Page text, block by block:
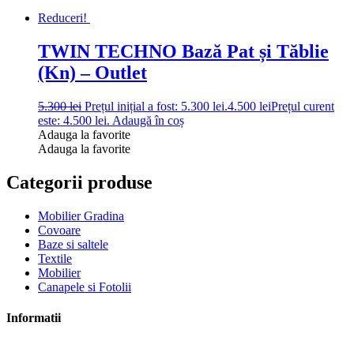
Reduceri!
TWIN TECHNO Bază Pat și Tăblie
(Kn) – Outlet
5.300lei Prețul inițial a fost: 5.300 lei.4.500 leiPrețul curent
este: 4.500 lei. Adaugă în coș
Adauga la favorite
Adauga la favorite
Categorii produse
Mobilier Gradina
Covoare
Baze si saltele
Textile
Mobilier
Canapele si Fotolii
Informatii